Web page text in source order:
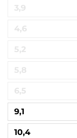
3,9
4,6
5,2
5,8
6,5
9,1
10,4